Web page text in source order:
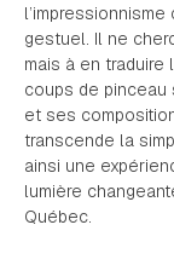
gestuel. Il ne
mais à en traduire
coups de pinceau
et ses
transcende la
ainsi une
lumière
Québec.